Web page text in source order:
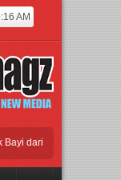
AM
Seluruh Dunia, IBTE
Asia